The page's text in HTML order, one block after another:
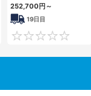
0
252,700円～
19日目